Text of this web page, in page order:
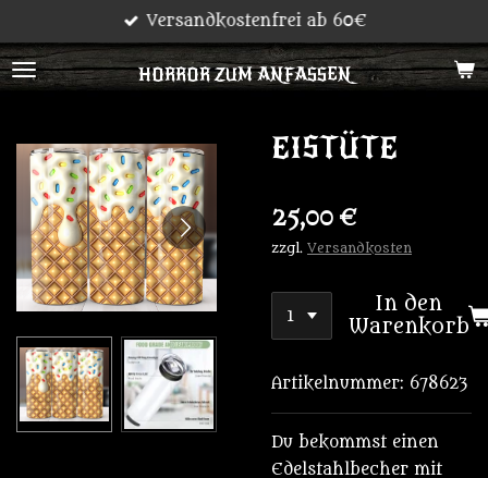
Hauptinhalt
springen
HORROR ZUM ANFASSEN
Versandkostenfrei ab 60€
EISTÜTE
25,00 €
zzgl. Versandkosten
In den
Warenkorb
Artikelnummer: 678623
Du bekommst einen
Edelstahlbecher mit